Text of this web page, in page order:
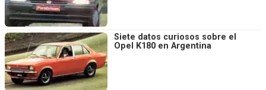
Siete datos curiosos sobre el
Opel K180 en Argentina